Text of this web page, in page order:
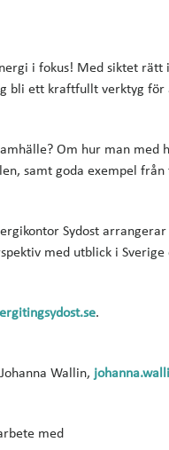
i fokus! Med siktet
bli ett kraftfullt verktyg
Om hur man med
samt goda exempel
Sydost
med utblick i Sverige
.
Wallin,
med